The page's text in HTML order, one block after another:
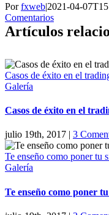
Porfxweb|2021-04-
Comentarios
Artículos
Casos de éxito en el
Galería
Casos de éxito en el
julio 19th, 2017 | 3
Te enseño como poner tu
Galería
Te enseño como poner